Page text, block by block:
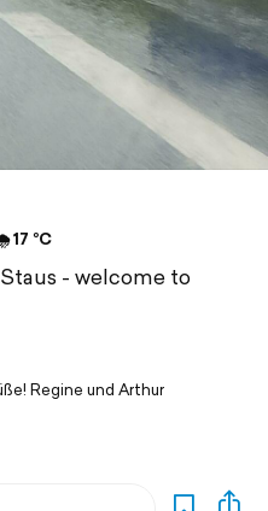
17 °C
- welcome to
Regine und Arthur